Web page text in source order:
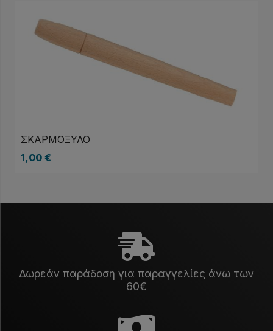
ΣΚΑΡΜΟΞΥΛΟ
1,00 €
Δωρεάν παράδοση για παραγγελίες άνω των
60€